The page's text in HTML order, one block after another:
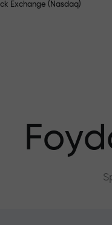
Exchange (Nasdaq)